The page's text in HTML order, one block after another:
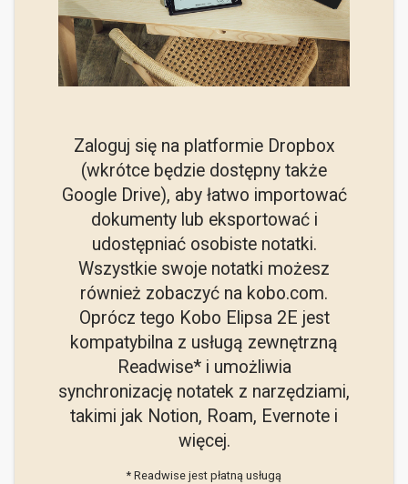
Zaloguj się na platformie Dropbox
(wkrótce będzie dostępny także
Google Drive), aby łatwo importować
dokumenty lub eksportować i
udostępniać osobiste notatki.
Wszystkie swoje notatki możesz
również zobaczyć na kobo.com.
Oprócz tego Kobo Elipsa 2E jest
kompatybilna z usługą zewnętrzną
Readwise* i umożliwia
synchronizację notatek z narzędziami,
takimi jak Notion, Roam, Evernote i
więcej.
* Readwise jest płatną usługą